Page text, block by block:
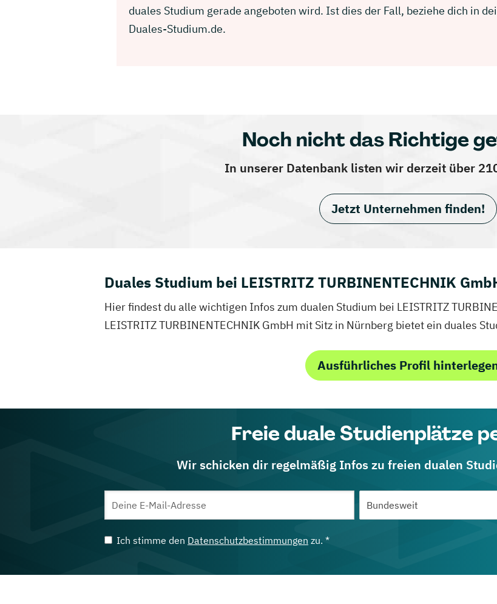
duales Studium gerade angeboten wird. Ist dies der Fall, beziehe dich in
Duales-Studium.de.
Noch nicht das Richtige
In unserer Datenbank listen wir derzeit über
Jetzt Unternehmen finden!
Duales Studium bei LEISTRITZ TURBINENTECHNIK
Hier findest du alle wichtigen Infos zum dualen Studium bei LEISTRITZ
LEISTRITZ TURBINENTECHNIK GmbH mit Sitz in Nürnberg bietet ein duales
Ausführliches Profil
Freie duale Studienplätze
Wir schicken dir regelmäßig Infos zu freien dualen
Ich stimme den Datenschutzbestimmungen zu. *